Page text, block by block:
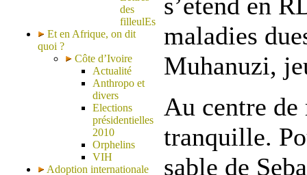
des
filleulEs
Et en Afrique, on dit
quoi ?
Côte d’Ivoire
Actualité
Anthropo et
divers
Elections
présidentielles
2010
Orphelins
VIH
Adoption internationale
maladies
Muhanuzi,
Au centre de
tranquille.
sable de